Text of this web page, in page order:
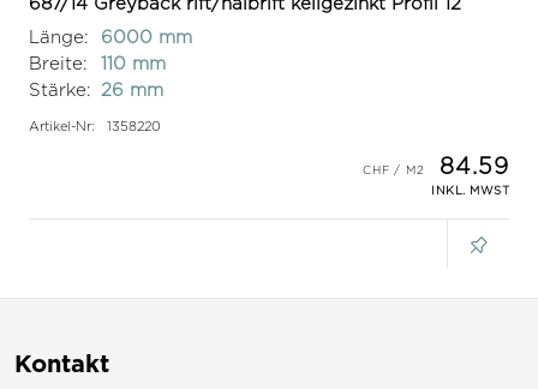
Länge:
6000 mm
Breite:
110 mm
Stärke:
26 mm
Artikel-Nr: 1358220
84.59
INKL. MWST
Kontakt